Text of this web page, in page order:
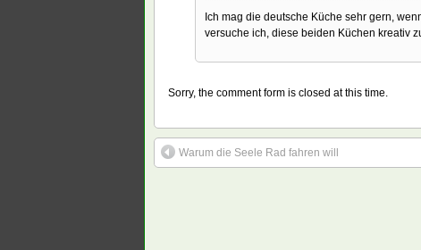
Ich mag die deutsche Küche sehr gern,
versuche ich, diese beiden Küchen kreativ
Sorry, the comment form is closed at this time.
Warum die Seele Rad fahren will